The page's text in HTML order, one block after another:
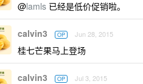
@lamls 已经是低价促销啦。
calvin3 OP Jun 28, 2015
桂七芒果马上登场
calvin3 OP Jul 3, 2015